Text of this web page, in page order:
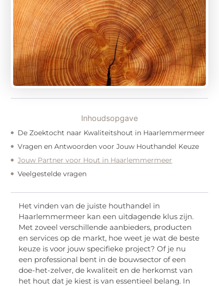
Inhoudsopgave
De Zoektocht naar Kwaliteitshout in Haarlemmermeer
Vragen en Antwoorden voor Jouw Houthandel Keuze
Jouw Partner voor Hout in Haarlemmermeer
Veelgestelde vragen
Het vinden van de juiste houthandel in
Haarlemmermeer kan een uitdagende klus zijn.
Met zoveel verschillende aanbieders, producten
en services op de markt, hoe weet je wat de beste
keuze is voor jouw specifieke project? Of je nu
een professional bent in de bouwsector of een
doe-het-zelver, de kwaliteit en de herkomst van
het hout dat je kiest is van essentieel belang. In